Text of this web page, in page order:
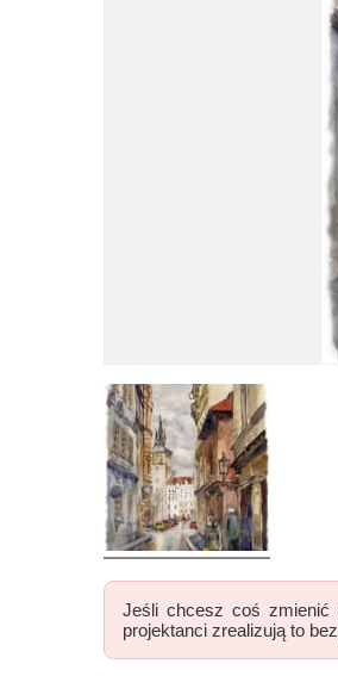
Jeśli chcesz coś zmienić
projektanci zrealizują to